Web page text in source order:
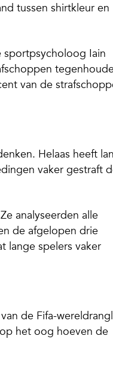
tussen shirtkleur en
sportpsycholoog Iain
van de
Helaas heeft
vaker gestraft
analyseerden alle
de afgelopen drie
lange spelers vaker
de Fifa-
het oog hoeven de